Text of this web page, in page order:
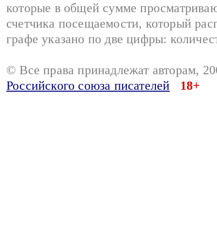
которые в общей сумме
счетчика посещаемости, который
графе указано по две цифры:
© Все права принадлежат авторам,
Российского союза писателей
18+